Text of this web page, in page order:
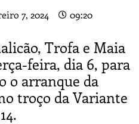
7, 2024 09:20
Trofa e Maia
feira, dia 6, para
o arranque da
troço da Variante